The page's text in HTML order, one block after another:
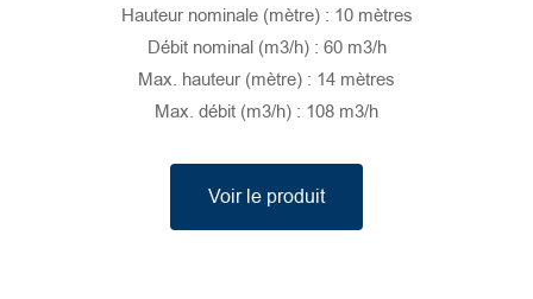
Hauteur nominale (mètre) : 10 mètres
Débit nominal (m3/h) : 60 m3/h
Max. hauteur (mètre) : 14 mètres
Max. débit (m3/h) : 108 m3/h
Voir le produit